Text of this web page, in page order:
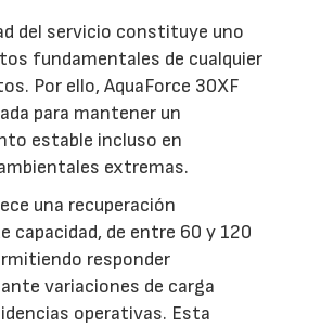
del servicio constituye uno
fundamentales de cualquier
Por ello, AquaForce 30XF
para mantener un
estable incluso en
extremas.
una recuperación
capacidad, de entre 60 y 120
responder
variaciones de carga
operativas. Esta